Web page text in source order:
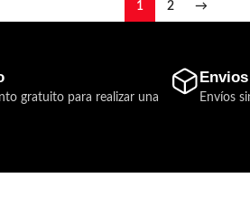
1 2 →
gratuito para realizar una
Envíos